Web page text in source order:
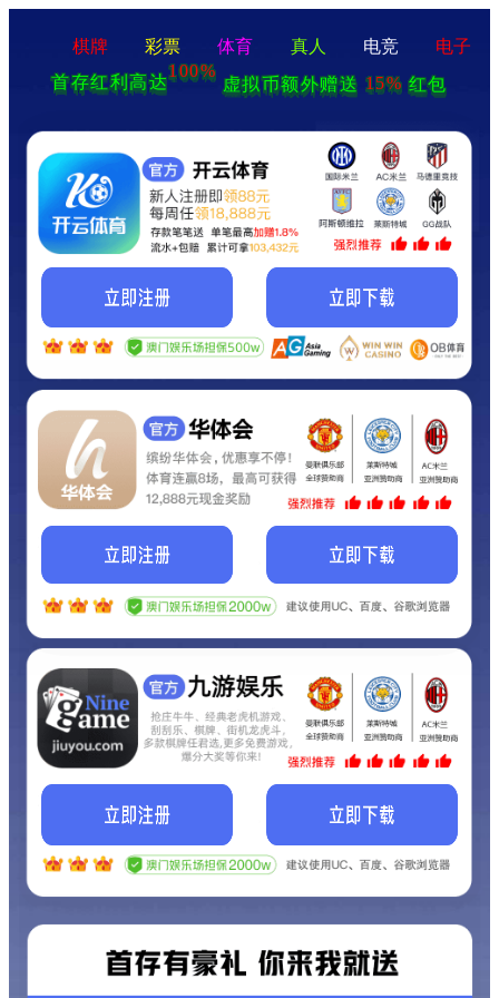
棋牌 彩票 体育 真人 电竞
电子
首存红利高达
100%
虚拟币额外赠送 15% 红包